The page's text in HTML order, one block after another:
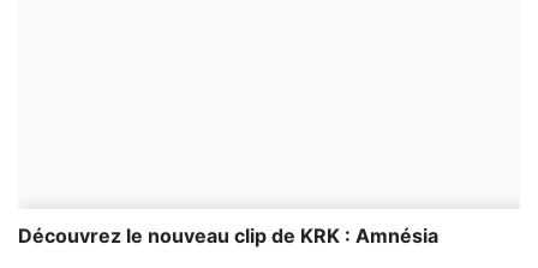
Découvrez le nouveau clip de KRK : Amnésia